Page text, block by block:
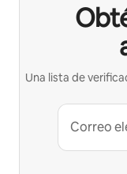
Una lista de
Correo